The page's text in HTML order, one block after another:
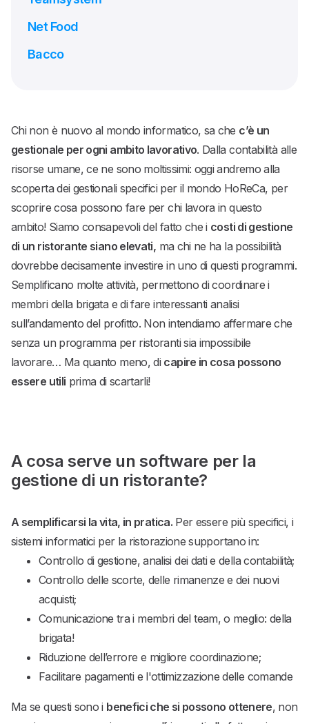
Net Food
Bacco
Chi non è nuovo al mondo informatico, sa che c’è un
gestionale per ogni ambito lavorativo. Dalla contabilità alle
risorse umane, ce ne sono moltissimi: oggi andremo alla
scoperta dei gestionali specifici per il mondo HoReCa, per
scoprire cosa possono fare per chi lavora in questo
ambito! Siamo consapevoli del fatto che i costi di gestione
di un ristorante siano elevati, ma chi ne ha la possibilità
dovrebbe decisamente investire in uno di questi programmi.
Semplificano molte attività, permettono di coordinare i
membri della brigata e di fare interessanti analisi
sull’andamento del profitto. Non intendiamo affermare che
senza un programma per ristoranti sia impossibile
lavorare… Ma quanto meno, di capire in cosa possono
essere utili prima di scartarli!
A cosa serve un software per la
gestione di un ristorante?
A semplificarsi la vita, in pratica.Per essere più specifici, i
sistemi informatici per la ristorazione supportano in:
Controllo di gestione, analisi dei dati e della contabilità;
Controllo delle scorte, delle rimanenze e dei nuovi
acquisti;
Comunicazione tra i membri del team, o meglio: della
brigata!
Riduzione dell’errore e migliore coordinazione;
Facilitare pagamenti e l'ottimizzazione delle comande
Ma se questi sono i benefici che si possono ottenere, non